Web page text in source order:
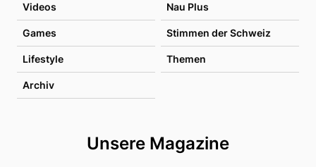
Videos Nau Plus
Games Stimmen der Schweiz
Lifestyle Themen
Archiv
Unsere Magazine